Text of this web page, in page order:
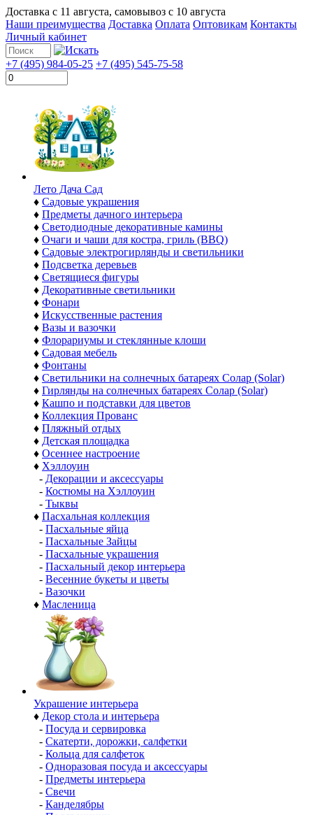
Доставка с 11 августа, самовывоз с 10 августа
Наши преимущества Доставка Оплата Оптовикам Контакты
Личный кабинет
+7 (495) 984-05-25 +7 (495) 545-75-58
Лето Дача Сад
♦ Садовые украшения
♦ Предметы дачного интерьера
♦ Светодиодные декоративные камины
♦ Очаги и чаши для костра, гриль (BBQ)
♦ Садовые электрогирлянды и светильники
♦ Подсветка деревьев
♦ Светящиеся фигуры
♦ Декоративные светильники
♦ Фонари
♦ Искусственные растения
♦ Вазы и вазочки
♦ Флорариумы и стеклянные клоши
♦ Садовая мебель
♦ Фонтаны
♦ Светильники на солнечных батареях Солар (Solar)
♦ Гирлянды на солнечных батареях Солар (Solar)
♦ Кашпо и подставки для цветов
♦ Коллекция Прованс
♦ Пляжный отдых
♦ Детская площадка
♦ Осеннее настроение
♦ Хэллоуин
- Декорации и аксессуары
- Костюмы на Хэллоуин
- Тыквы
♦ Пасхальная коллекция
- Пасхальные яйца
- Пасхальные Зайцы
- Пасхальные украшения
- Пасхальный декор интерьера
- Весенние букеты и цветы
- Вазочки
♦ Масленица
Украшение интерьера
♦ Декор стола и интерьера
- Посуда и сервировка
- Скатерти, дорожки, салфетки
- Кольца для салфеток
- Одноразовая посуда и аксессуары
- Предметы интерьера
- Свечи
- Канделябры